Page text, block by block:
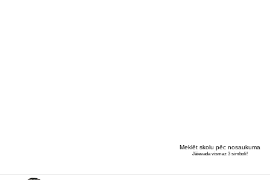
Meklēt skolu pēc nosaukuma
Jāievada vismaz 3 simboli!